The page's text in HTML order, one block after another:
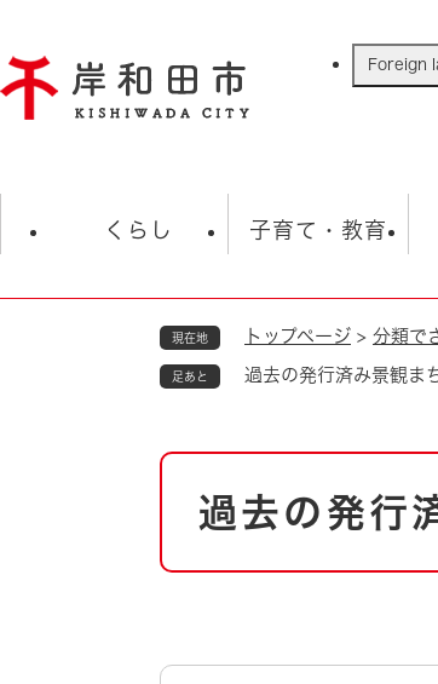
ジ
の
Foreign
くらし
住民票
ごみ・衛生・動物 救急・
防災・防犯 上水道
自然・環境・公園
男女共同参画
地域コ
子育て・教育
学校 観
現在地 トップページ > 分類で
足あと 過去の発行済み景観ま
本
過去の発行